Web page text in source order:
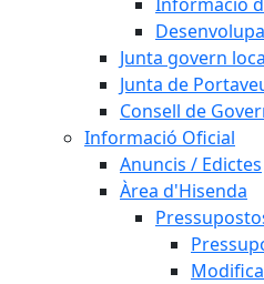
Junta govern
Junta de
Consell de
Informació Oficial
Anuncis / Edictes
Àrea d'Hisenda